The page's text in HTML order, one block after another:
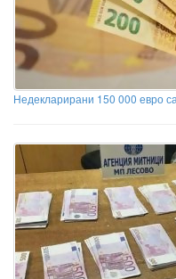
Недекларирани 150 000 евро